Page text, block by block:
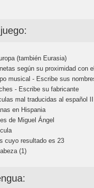
(también Eurasia)
según su proximidad con
musical - Escribe sus
- Escribe su fabricante
mal traducidas al español II
en Hispania
de Miguel Ángel
cuyo resultado es 23
(1)